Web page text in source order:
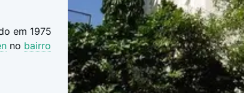
em 1975
no bairro